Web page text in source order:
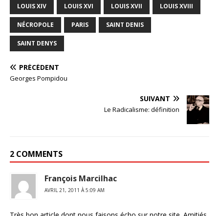
LOUIS XIV LOUIS XVI LOUIS XVII LOUIS XVIII
NÉCROPOLE PARIS SAINT DENIS
SAINT DENYS
PRÉCÉDENT
Georges Pompidou
SUIVANT
Le Radicalisme: définition
2 COMMENTS
François Marcilhac
AVRIL 21, 2011 À 5:09 AM